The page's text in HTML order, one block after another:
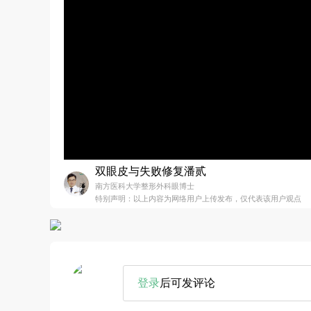
双眼皮与失败修复潘贰
南方医科大学整形外科眼博士
特别声明：以上内容为网络用户上传发布，仅代表该用户观点
登录后可发评论